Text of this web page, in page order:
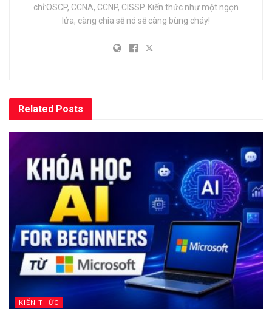
chỉ:OSCP, CCNA, CCNP, CISSP. Kiến thức như một ngọn
lửa, càng chia sẽ nó sẽ càng bùng cháy!
Related Posts
KIẾN THỨC